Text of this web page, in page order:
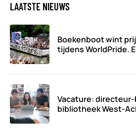
LAATSTE NIEUWS
Boekenboot wint
tijdens WorldPride.
Vacature:
bibliotheek West-